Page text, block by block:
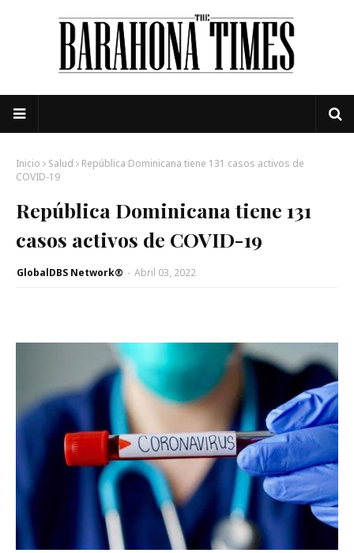
Inicio Salud
República Dominicana tiene 131 casos activos de
COVID-19
República Dominicana tiene 131
casos activos de COVID-19
GlobalDBS Network® - Abril 03, 2022